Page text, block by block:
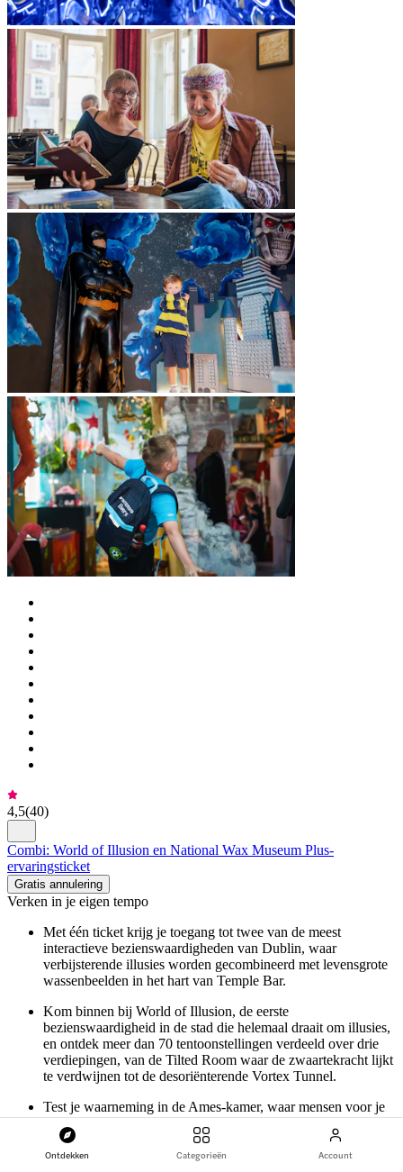
Ontdekken Categorieën Account
4,5(40)
Combi: World of Illusion en National Wax Museum Plus-
ervaringsticket
Gratis annulering
Verken in je eigen tempo
Met één ticket krijg je toegang tot twee van de meest
interactieve bezienswaardigheden van Dublin, waar
verbijsterende illusies worden gecombineerd met levensgrote
wassenbeelden in het hart van Temple Bar.
Kom binnen bij World of Illusion, de eerste
bezienswaardigheid in de stad die helemaal draait om illusies,
en ontdek meer dan 70 tentoonstellingen verdeeld over drie
verdiepingen, van de Tilted Room waar de zwaartekracht lijkt
te verdwijnen tot de desoriënterende Vortex Tunnel.
Test je waarneming in de Ames-kamer, waar mensen voor je
ogen lijken te groeien of te krimpen, en verdwaal in een
kamer die helemaal uit spiegels bestaat.